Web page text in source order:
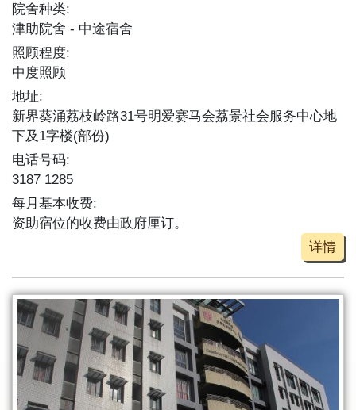
院舍种类:
津助院舍
中途宿舍
照顾程度:
中度照顾
地址:
新界葵涌荔枝岭路31号明爱赛马会荔景社会服务中心地
下及1字楼(部份)
电话号码:
3187 1285
每月基本收费:
资助宿位的收费由政府厘订。
详情